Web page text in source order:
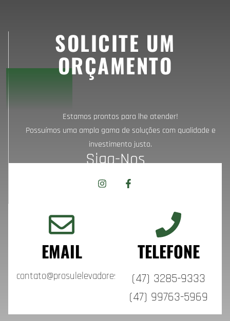
SOLICITE UM
ORÇAMENTO
Estamos prontos para lhe atender!
Possuímos uma ampla gama de soluções com qualidade e
investimento justo.
Siga-Nos
EMAIL
contato@prosulelevadores.com.br
TELEFONE
(47) 3285-9333
(47) 99763-5969